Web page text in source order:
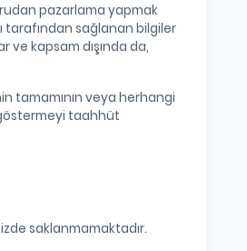
pazarlama yapmak
tarafından sağlanan bilgiler
ve kapsam dışında da,
tamamının veya herhangi
göstermeyi taahhüt
saklanmamaktadır.